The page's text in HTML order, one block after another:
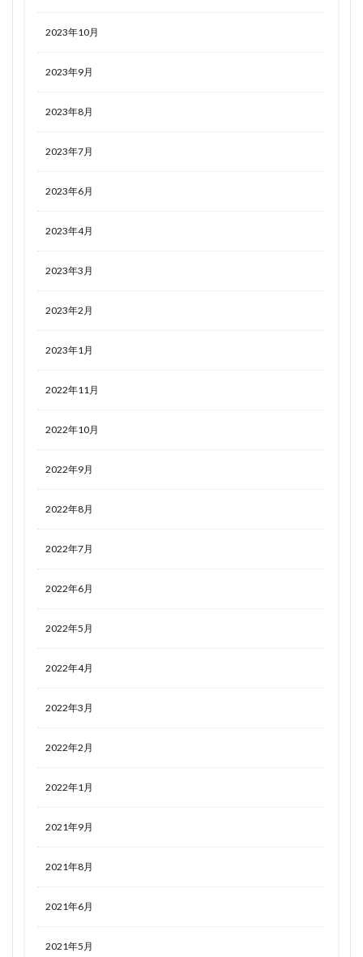
2023年10月
2023年9月
2023年8月
2023年7月
2023年6月
2023年4月
2023年3月
2023年2月
2023年1月
2022年11月
2022年10月
2022年9月
2022年8月
2022年7月
2022年6月
2022年5月
2022年4月
2022年3月
2022年2月
2022年1月
2021年9月
2021年8月
2021年6月
2021年5月